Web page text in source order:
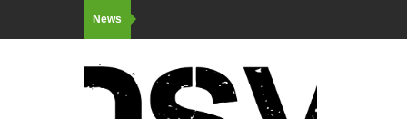
News